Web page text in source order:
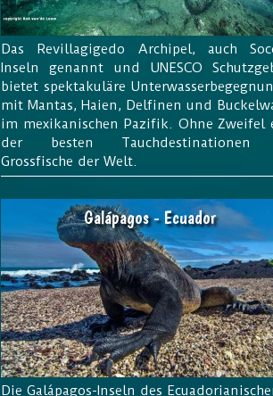
Das Revillagigedo Archipel, auch
Inseln genannt und UNESCO
bietet spektakuläre
mit Mantas, Haien, Delfinen und
im mexikanischen Pazifik. Ohne Zweifel
der besten Tauchdestinationen
Grossfische der Welt.
Galápagos - Ecuador
Die Galápagos-Inseln des